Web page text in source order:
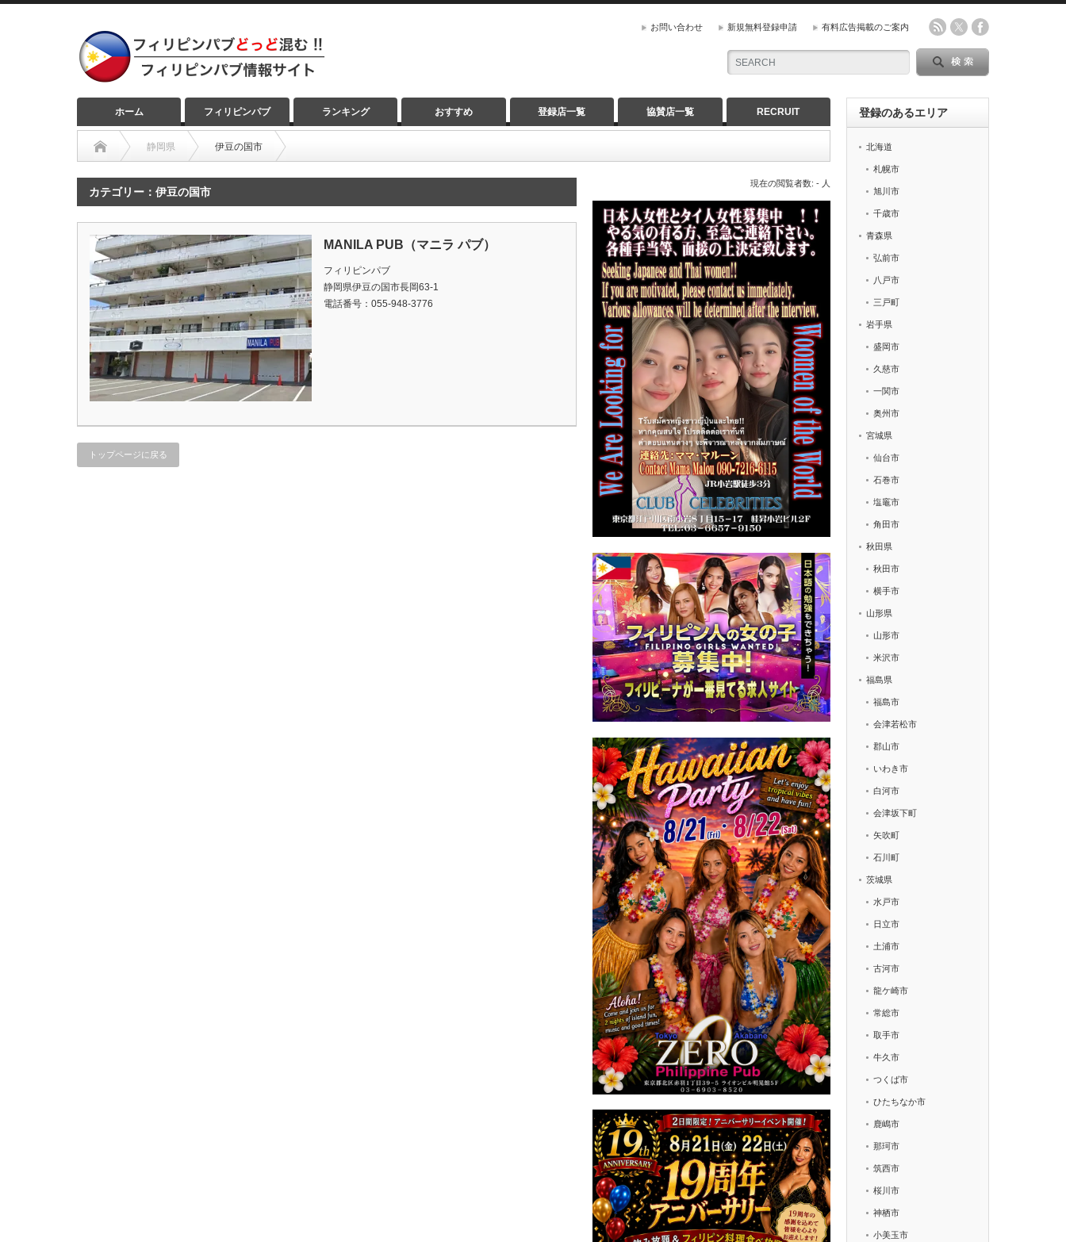
お問い合わせ 新規無料登録申請 有料広告掲載のご案内
ホーム フィリピンパブ ランキング おすすめ 登録店一覧 協賛店一覧 RECRUIT
静岡県 伊豆の国市
カテゴリー：伊豆の国市
MANILA PUB（マニラ パブ）
フィリピンパブ
静岡県伊豆の国市長岡63-1
電話番号：055-948-3776
トップページに戻る
現在の閲覧者数: - 人
登録のあるエリア
北海道
札幌市
旭川市
千歳市
青森県
弘前市
八戸市
三戸町
岩手県
盛岡市
久慈市
一関市
奥州市
宮城県
仙台市
石巻市
塩竈市
角田市
秋田県
秋田市
横手市
山形県
山形市
米沢市
福島県
福島市
会津若松市
郡山市
いわき市
白河市
会津坂下町
矢吹町
石川町
茨城県
水戸市
日立市
土浦市
古河市
龍ケ崎市
常総市
取手市
牛久市
つくば市
ひたちなか市
鹿嶋市
那珂市
筑西市
桜川市
神栖市
小美玉市